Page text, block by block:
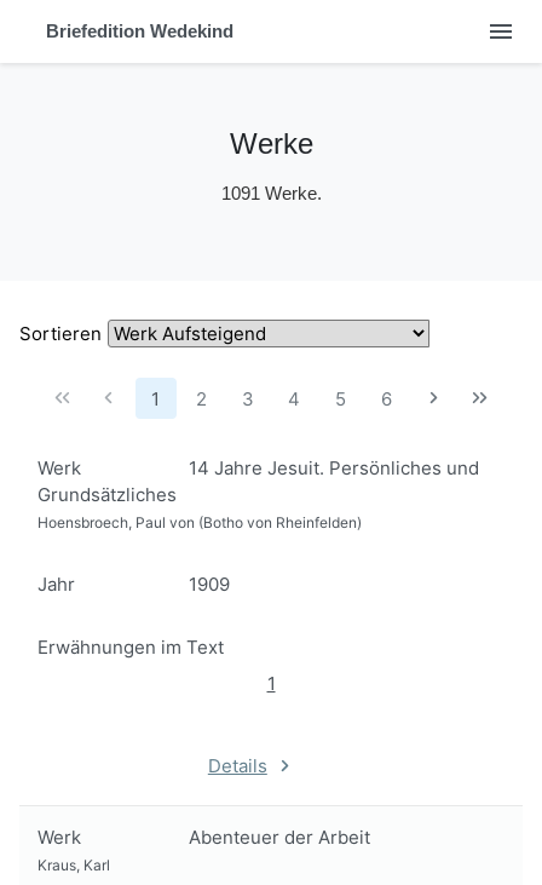
Briefedition Wedekind menu
Werke
1091 Werke.
Sortieren
1 2 3 4 5 6
Werk
14 Jahre Jesuit. Persönliches und
Grundsätzliches
Hoensbroech, Paul von (Botho von Rheinfelden)
Jahr 1909
Erwähnungen im Text
1
Details
Werk Abenteuer der Arbeit
Kraus, Karl